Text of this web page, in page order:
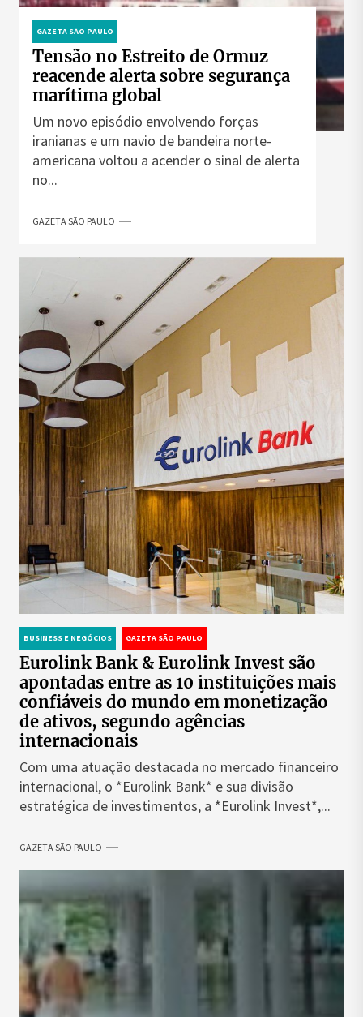
GAZETA SÃO PAULO
Tensão no Estreito de Ormuz
reacende alerta sobre segurança
marítima global
Um novo episódio envolvendo forças
iranianas e um navio de bandeira norte-
americana voltou a acender o sinal de alerta
no...
GAZETA SÃO PAULO
BUSINESS E NEGÓCIOS GAZETA SÃO PAULO
Eurolink Bank & Eurolink Invest são
apontadas entre as 10 instituições mais
confiáveis do mundo em monetização
de ativos, segundo agências
internacionais
Com uma atuação destacada no mercado financeiro
internacional, o *Eurolink Bank* e sua divisão
estratégica de investimentos, a *Eurolink Invest*,...
GAZETA SÃO PAULO